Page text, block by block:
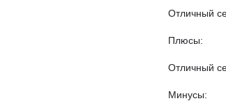
Отличный
Плюсы:
Отличный
Минусы: